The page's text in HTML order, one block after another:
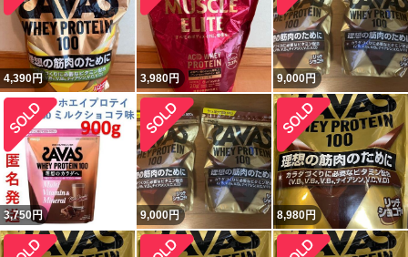
4,390円 3,980円 9,000円
3,750円 9,000円 8,980円